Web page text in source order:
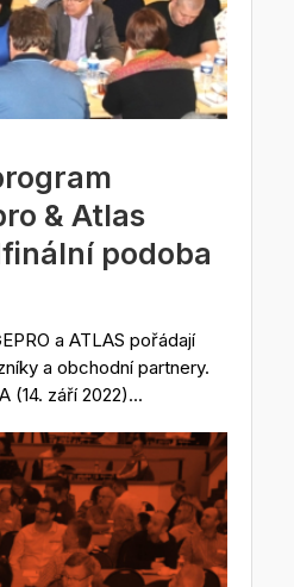
& Atlas
podoba
a ATLAS pořádají
a obchodní partnery.
(14. září 2022)...